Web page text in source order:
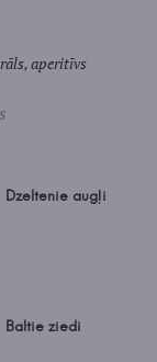
aperitīvs
Dzeltenie augļi
Baltie ziedi